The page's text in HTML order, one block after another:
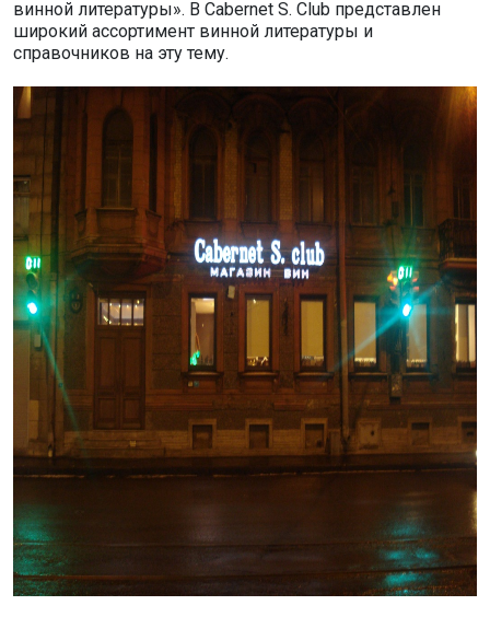
винной литературы». В Сabernet S. Сlub представлен
широкий ассортимент винной литературы и
справочников на эту тему.